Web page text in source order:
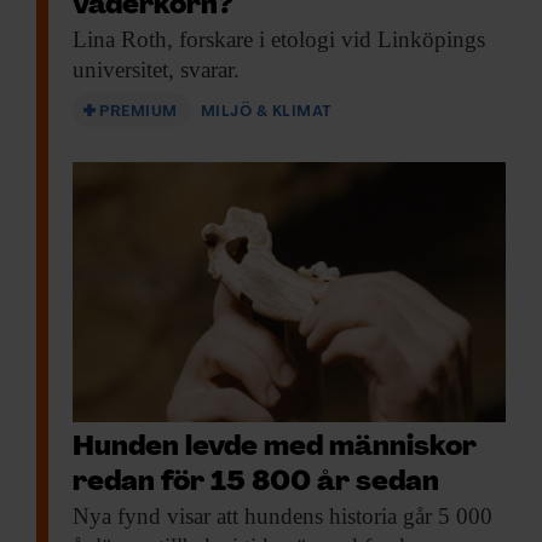
tills att hunden är tio år gammal, säger Per
Jensen.
veterinärer
En begränsning med studien är att
forskarna bara undersökt brittiska hundar.
Forskarna slår också fast att renrasiga
hundar lever ungefär lika länge som
blandraser, men det resultatet ifrågasätter
Per Jensen.
väderkorn?
Lina Roth, forskare i etologi vid Linköpings
universitet, svarar.
PREMIUM MILJÖ & KLIMAT
Hunden levde med människor
redan för 15 800 år sedan
Nya fynd visar att hundens historia går 5 000